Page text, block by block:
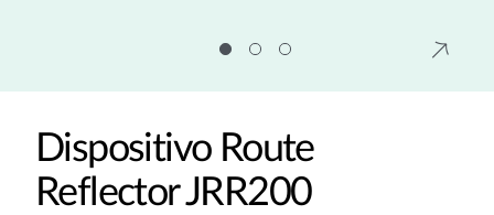
Dispositivo Route
Reflector JRR200